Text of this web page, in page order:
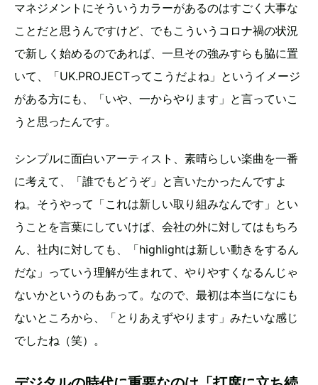
マネジメントにそういうカラーがあるのはすごく大事な
ことだと思うんですけど、でもこういうコロナ禍の状況
で新しく始めるのであれば、一旦その強みすらも脇に置
いて、「UK.PROJECTってこうだよね」というイメージ
がある方にも、「いや、一からやります」と言っていこ
うと思ったんです。
シンプルに面白いアーティスト、素晴らしい楽曲を一番
に考えて、「誰でもどうぞ」と言いたかったんですよ
ね。そうやって「これは新しい取り組みなんです」とい
うことを言葉にしていけば、会社の外に対してはもちろ
ん、社内に対しても、「highlightは新しい動きをするん
だな」っていう理解が生まれて、やりやすくなるんじゃ
ないかというのもあって。なので、最初は本当になにも
ないところから、「とりあえずやります」みたいな感じ
でしたね（笑）。